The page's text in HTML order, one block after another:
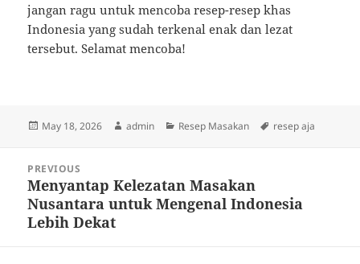
jangan ragu untuk mencoba resep-resep khas
Indonesia yang sudah terkenal enak dan lezat
tersebut. Selamat mencoba!
Posted
May 18, 2026 Author
admin Categories
Resep Masakan Tags
resep aja
navigation
PREVIOUS
Previous
post:
Menyantap Kelezatan Masakan
Nusantara untuk Mengenal Indonesia
Lebih Dekat